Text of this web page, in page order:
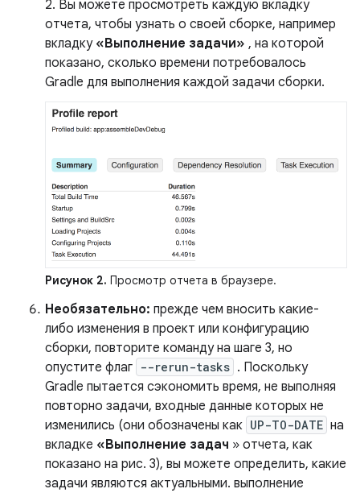
2. Вы можете просмотреть каждую вкладку
отчета, чтобы узнать о своей сборке, например
вкладку «Выполнение задачи» , на которой
показано, сколько времени потребовалось
Gradle для выполнения каждой задачи сборки.
Рисунок 2. Просмотр отчета в браузере.
Необязательно: прежде чем вносить какие-
либо изменения в проект или конфигурацию
сборки, повторите команду на шаге 3, но
опустите флаг --rerun-tasks . Поскольку
Gradle пытается сэкономить время, не выполняя
повторно задачи, входные данные которых не
изменились (они обозначены как UP-TO-DATE на
вкладке «Выполнение задач » отчета, как
показано на рис. 3), вы можете определить, какие
задачи являются актуальными. выполнение